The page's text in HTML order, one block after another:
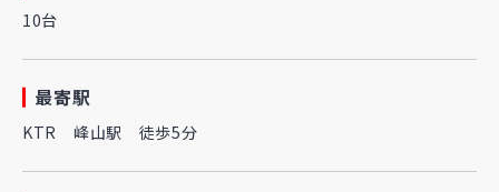
10台
最寄駅
KTR 峰山駅 徒歩5分